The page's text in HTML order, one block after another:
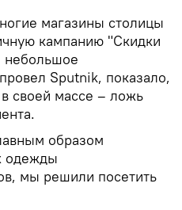
магазины столицы
кампанию "Скидки
небольшое
Sputnik, показало,
своей массе – ложь
образом
одежды
мы решили посетить